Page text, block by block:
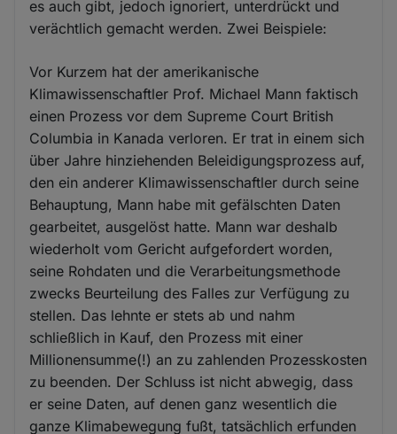
es auch gibt, jedoch ignoriert, unterdrückt und
verächtlich gemacht werden. Zwei Beispiele:
Vor Kurzem hat der amerikanische
Klimawissenschaftler Prof. Michael Mann faktisch
einen Prozess vor dem Supreme Court British
Columbia in Kanada verloren. Er trat in einem sich
über Jahre hinziehenden Beleidigungsprozess auf,
den ein anderer Klimawissenschaftler durch seine
Behauptung, Mann habe mit gefälschten Daten
gearbeitet, ausgelöst hatte. Mann war deshalb
wiederholt vom Gericht aufgefordert worden,
seine Rohdaten und die Verarbeitungsmethode
zwecks Beurteilung des Falles zur Verfügung zu
stellen. Das lehnte er stets ab und nahm
schließlich in Kauf, den Prozess mit einer
Millionensumme(!) an zu zahlenden Prozesskosten
zu beenden. Der Schluss ist nicht abwegig, dass
er seine Daten, auf denen ganz wesentlich die
ganze Klimabewegung fußt, tatsächlich erfunden